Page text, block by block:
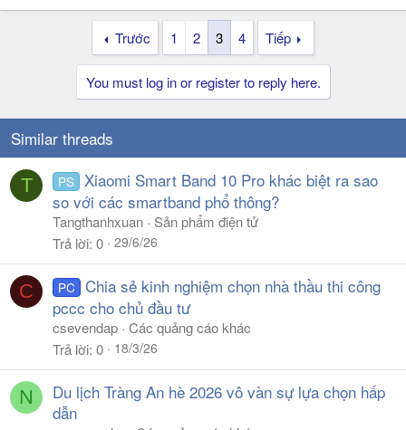
Trước 1 2 3 4 Tiếp
You must log in or register to reply here.
Similar threads
T PS Xiaomi Smart Band 10 Pro khác biệt ra sao
so với các smartband phổ thông?
Tangthanhxuan
Sản phẩm điện tử
Trả lời 0 29/6/26
C PC Chia sẻ kinh nghiệm chọn nhà thầu thi công
pccc cho chủ đầu tư
csevendap Các quảng cáo khác
Trả lời 0 18/3/26
N
Du lịch Tràng An hè 2026 vô vàn sự lựa chọn hấp
dẫn